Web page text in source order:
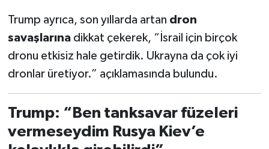
Trump ayrıca, son yıllarda artan dron
savaşlarınadikkat çekerek, “İsrail için birçok
dronu etkisiz hale getirdik. Ukrayna da çok iyi
dronlar üretiyor.” açıklamasında bulundu.
Trump: “Ben tanksavar füzeleri
vermeseydim Rusya Kiev’e